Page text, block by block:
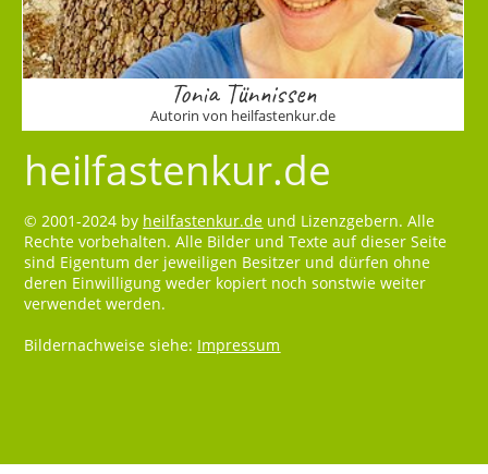
Tonia Tünnissen
Autorin von heilfastenkur.de
heilfastenkur.de
© 2001-2024 by heilfastenkur.de und Lizenzgebern. Alle
Rechte vorbehalten. Alle Bilder und Texte auf dieser Seite
sind Eigentum der jeweiligen Besitzer und dürfen ohne
deren Einwilligung weder kopiert noch sonstwie weiter
verwendet werden.
Bildernachweise siehe: Impressum